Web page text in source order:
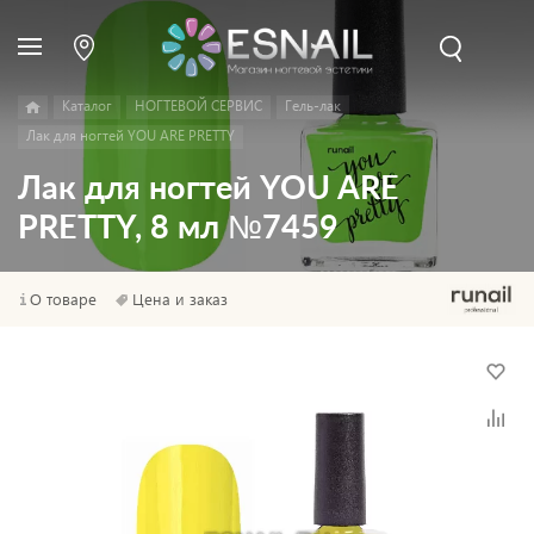
Каталог НОГТЕВОЙ СЕРВИС
Гель-лак
Лак для ногтей YOU ARE PRETTY
Лак для ногтей YOU ARE
PRETTY, 8 мл №7459
О товаре Цена и заказ